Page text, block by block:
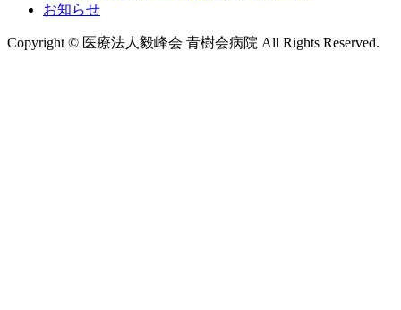
お知らせ
Copyright © 医療法人毅峰会 青樹会病院 All Rights Reserved.